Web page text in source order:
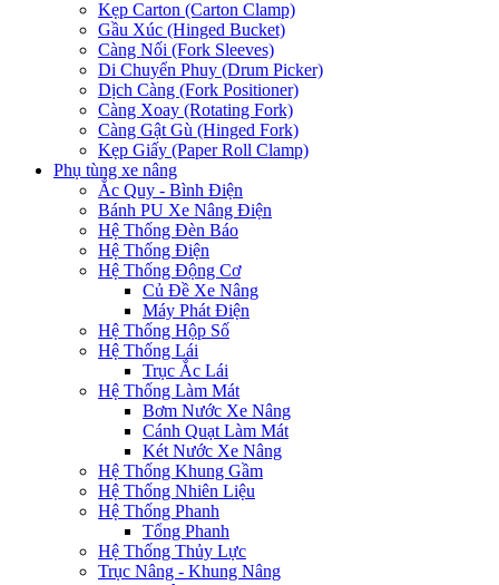
Kẹp Carton (Carton Clamp)
Gầu Xúc (Hinged Bucket)
Càng Nối (Fork Sleeves)
Di Chuyển Phuy (Drum Picker)
Dịch Càng (Fork Positioner)
Càng Xoay (Rotating Fork)
Càng Gật Gù (Hinged Fork)
Kẹp Giấy (Paper Roll Clamp)
Phụ tùng xe nâng
Ắc Quy - Bình Điện
Bánh PU Xe Nâng Điện
Hệ Thống Đèn Báo
Hệ Thống Điện
Hệ Thống Động Cơ
Củ Đề Xe Nâng
Máy Phát Điện
Hệ Thống Hộp Số
Hệ Thống Lái
Trục Ắc Lái
Hệ Thống Làm Mát
Bơm Nước Xe Nâng
Cánh Quạt Làm Mát
Két Nước Xe Nâng
Hệ Thống Khung Gầm
Hệ Thống Nhiên Liệu
Hệ Thống Phanh
Tổng Phanh
Hệ Thống Thủy Lực
Trục Nâng - Khung Nâng